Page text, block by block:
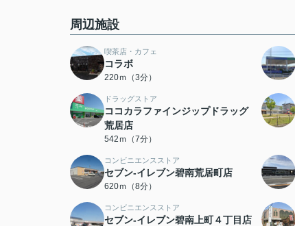
周辺施設
喫茶店・カフェ
コラボ
220ｍ（3分）
ドラッグストア
ココカラファインジップドラッグ
荒居店
542ｍ（7分）
コンビニエンスストア
セブン-イレブン碧南荒居町店
620ｍ（8分）
コンビニエンスストア
セブン-イレブン碧南上町４丁目店